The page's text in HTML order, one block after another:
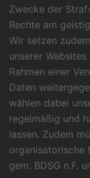
Zwecke der
Rechte am
Wir setzen
unserer
Rahmen einer
Daten
wählen dabei
regelmäßig und
lassen. Zudem
organisatorische
gem. BDSG n.F.